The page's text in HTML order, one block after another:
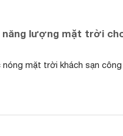
lượng mặt trời
mặt trời khách sạn công